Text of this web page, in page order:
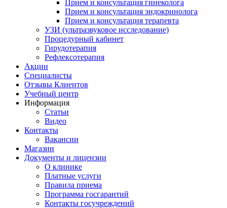
Прием и консультация гинеколога
Прием и консультация эндокринолога
Прием и консультация терапевта
УЗИ (ультразвуковое исследование)
Процедурный кабинет
Гирудотерапия
Рефлексотерапия
Акции
Специалисты
Отзывы Клиентов
Учебный центр
Информация
Статьи
Видео
Контакты
Вакансии
Магазин
Документы и лицензии
О клинике
Платные услуги
Правила приема
Программа госгарантий
Контакты госучреждений